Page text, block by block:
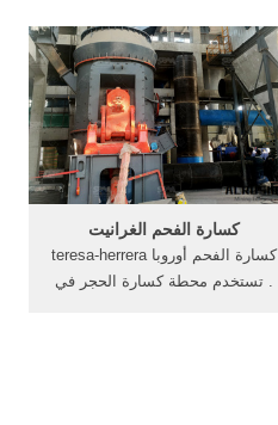
كسارة جنوب افريقيا لفة الأثر
الاقتصادي . . {و أ و ح ى ر ب ك إ ل
ى الن ح ل أ ن ات خ ذ ي .
كسارة الفحم الغرانيت
كسارة الفحم أوروبا teresa-herrera
. تستخدم محطة كسارة الحجر في